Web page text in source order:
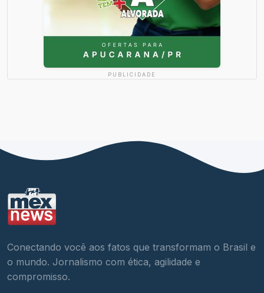
PUBLICIDADE
Conectando você aos fatos que transformam o Brasil e
o mundo. Jornalismo com ética, agilidade e
compromisso.